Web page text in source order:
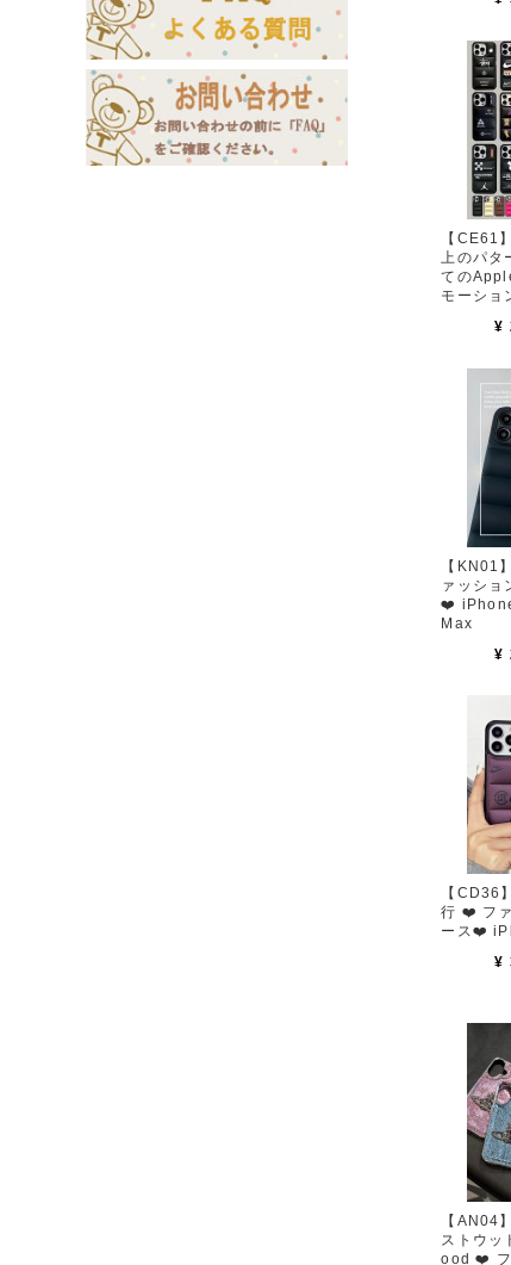
【CE61
上のパタ
ての
モーシ
ァッシ
¥
【KN01
ァッション ❤️
❤️
Max
¥
【
行 ❤️ フ
ース❤️
¥
【AN04
ストウ
ood ❤️